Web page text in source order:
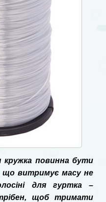
кружка повинна бути
що витримує масу не
для гуртка –
щоб тримати